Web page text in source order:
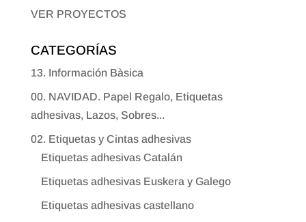
VER PROYECTOS
CATEGORÍAS
13. Información Bàsica
00. NAVIDAD. Papel Regalo, Etiquetas
adhesivas, Lazos, Sobres...
02. Etiquetas y Cintas adhesivas
Etiquetas adhesivas Catalán
Etiquetas adhesivas Euskera y Galego
Etiquetas adhesivas castellano